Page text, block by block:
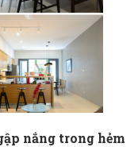
nắng trong hẻm